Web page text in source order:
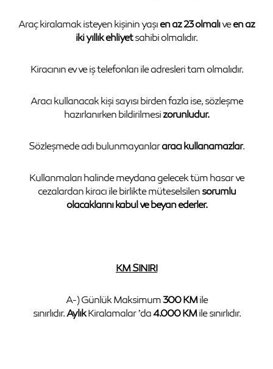
Araç kiralamak isteyen kişinin yaşıen az 23 olmalıveen az
iki yıllık ehliyetsahibi olmalıdır.
Kiracının ev ve iş telefonları ile adresleri tam olmalıdır.
Aracı kullanacak kişi sayısı birden fazla ise, sözleşme
hazırlanırken bildirilmesizorunludur.
Sözleşmede adı bulunmayanlararacı kullanamazlar.
Kullanmaları halinde meydana gelecek tüm hasar ve
cezalardan kiracı ile birlikte müteselsilensorumlu
olacaklarını kabul ve beyan ederler.
KM SINIRI
A-) Günlük Maksimum300 KMile
sınırlıdır.AylıkKiralamalar ’da4.000 KMile sınırlıdır.